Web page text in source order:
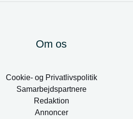
Om os
Cookie- og Privatlivspolitik
Samarbejdspartnere
Redaktion
Annoncer